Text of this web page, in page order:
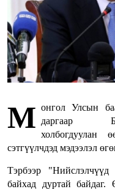
М онгол Улсын
даргаар
холбогдуулан
сэтгүүлчдэд мэдээлэл
Тэрбээр "Нийслэлчүүд
байхад дуртай байдаг.